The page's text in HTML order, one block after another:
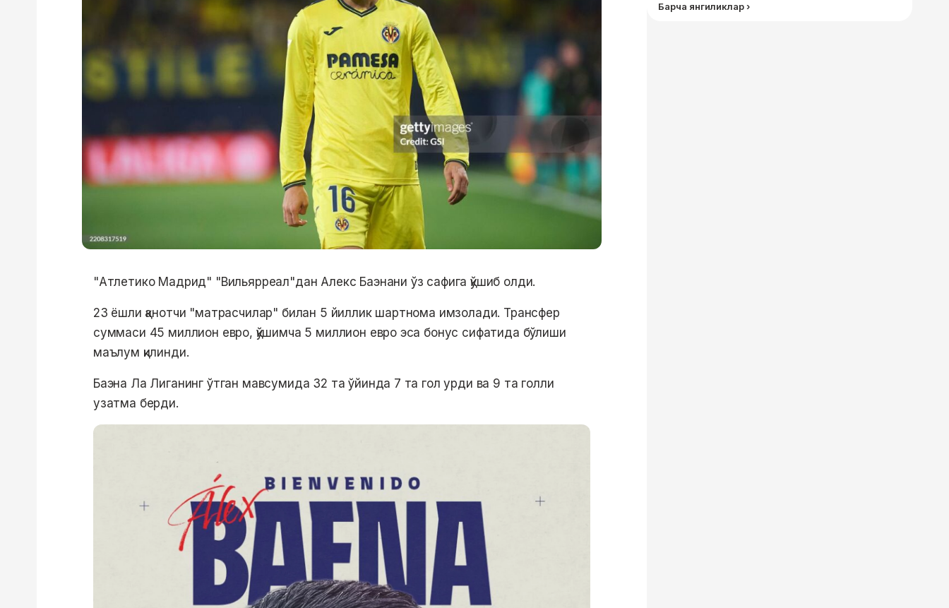
"Атлетико Мадрид" "Вильярреал"дан Алекс Баэнани ўз сафига қўшиб олди.
23 ёшли қанотчи "матрасчилар" билан 5 йиллик шартнома имзолади. Трансфер
суммаси 45 миллион евро, қўшимча 5 миллион евро эса бонус сифатида бўлиши
маълум қилинди.
Баэна Ла Лиганинг ўтган мавсумида 32 та ўйинда 7 та гол урди ва 9 та голли
узатма берди.
Барча янгиликлар ›